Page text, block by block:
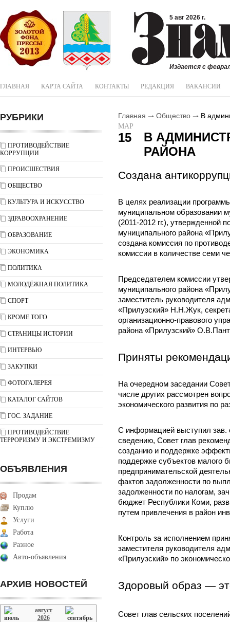
5 авг 2026 г.
Издается с
ГЛАВНАЯ КАРТА САЙТА КОНТАКТЫ РЕДАКЦИЯ ВАКАНСИИ
РУБРИКИ
ПРОТИВОДЕЙСТВИЕ
КОРРУПЦИИ
ПРОИСШЕСТВИЯ
ОБЩЕСТВО
КУЛЬТУРА И ИСКУССТВО
ЗДРАВООХРАНЕНИЕ
ОБРАЗОВАНИЕ
ЭКОНОМИКА
ПОЛИТИКА
МОЛОДЁЖНАЯ ПОЛИТИКА
СПОРТ
КРОМЕ ТОГО
СТРАНИЦЫ ИСТОРИИ
ИНТЕРВЬЮ
ЗАКУПКИ
ФОТОГАЛЕРЕЯ
КАТАЛОГ САЙТОВ
ГОС. ЗАДАНИЕ
ПРОТИВОДЕЙСТВИЕ
ТЕРРОРИЗМУ И ЭКСТРЕМИЗМУ
ОБЪЯВЛЕНИЯ
Продам
Куплю
Услуги
Работа
Разное
Авто-объявления
АРХИВ НОВОСТЕЙ
август
2026
Главная Общество
В
МАР
15
В
РАЙОНА
Создана
В целях реализации
муниципальном образовании
(2011-2012 гг.), утвержденной
муниципального района
создана комиссия по
комиссии в количестве семи
Председателем комиссии
муниципального района
заместитель руководителя
«Прилузский» Н.Н.Жук,
организационно-правового
района «Прилузский»
Приняты
На очередном заседании
числе других рассмотрен
экономического развития по
С информацией выступил
сведению, Совет глав
созданию и поддержке
поддержке субъектов малого
предпринимательской
фактов задолженности по
задолженности по налогам,
бюджет Республики Коми,
путем привлечения в район
Контроль за исполнением
заместителя руководителя
«Прилузский» по
Здоровый образ —
Совет глав сельских